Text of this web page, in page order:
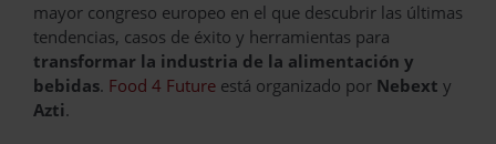
mayor congreso europeo en el que descubrir las últimas
tendencias, casos de éxito y herramientas para
transformar la industria de la alimentación y
bebidas. Food 4 Future está organizado por Nebext y
Azti.